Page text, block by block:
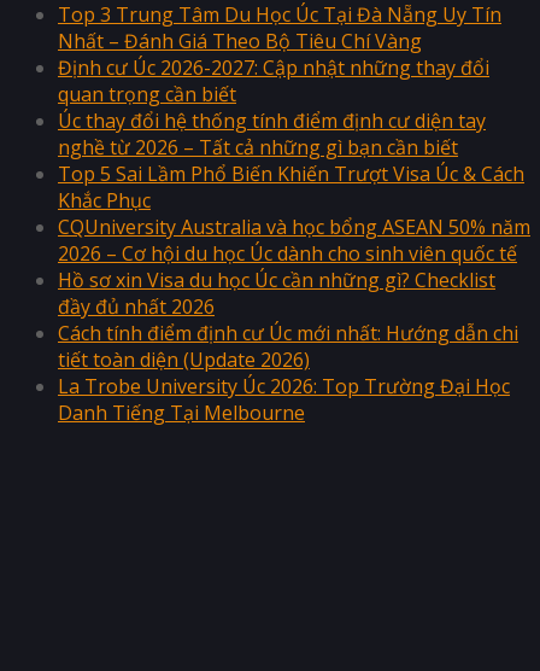
Top 3 Trung Tâm Du Học Úc Tại Đà Nẵng Uy Tín
Nhất – Đánh Giá Theo Bộ Tiêu Chí Vàng
Định cư Úc 2026-2027: Cập nhật những thay đổi
quan trọng cần biết
Úc thay đổi hệ thống tính điểm định cư diện tay
nghề từ 2026 – Tất cả những gì bạn cần biết
Top 5 Sai Lầm Phổ Biến Khiến Trượt Visa Úc & Cách
Khắc Phục
CQUniversity Australia và học bổng ASEAN 50% năm
2026 – Cơ hội du học Úc dành cho sinh viên quốc tế
Hồ sơ xin Visa du học Úc cần những gì? Checklist
đầy đủ nhất 2026
Cách tính điểm định cư Úc mới nhất: Hướng dẫn chi
tiết toàn diện (Update 2026)
La Trobe University Úc 2026: Top Trường Đại Học
Danh Tiếng Tại Melbourne